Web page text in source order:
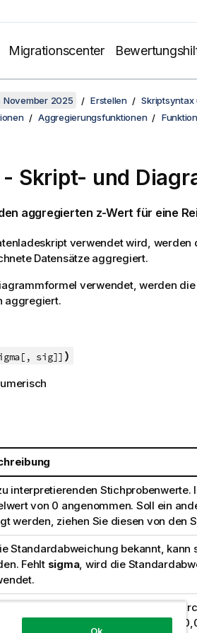
Migrationscenter
November 2025 Erstellen
Skriptsyntax
Aggregierungsfunktionen
- Skript- und
aggregierten z-Wert für eine
verwendet wird, werden
Datensätze aggregiert.
verwendet, werden
aggregiert.
sig]] )
interpretierenden Stichprobenwerte.
von 0 angenommen. Soll ein
werden, ziehen Sie diesen von den
Standardabweichung bekannt, kann
Fehlt sigma, wird die
zweiseitige Signifikanzniveau wird
nicht definiert, wird er auf